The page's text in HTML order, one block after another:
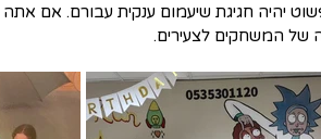
יהיה חגיגת שיעמום ענקית עבורם. אם
של המשחקים לצעירים.